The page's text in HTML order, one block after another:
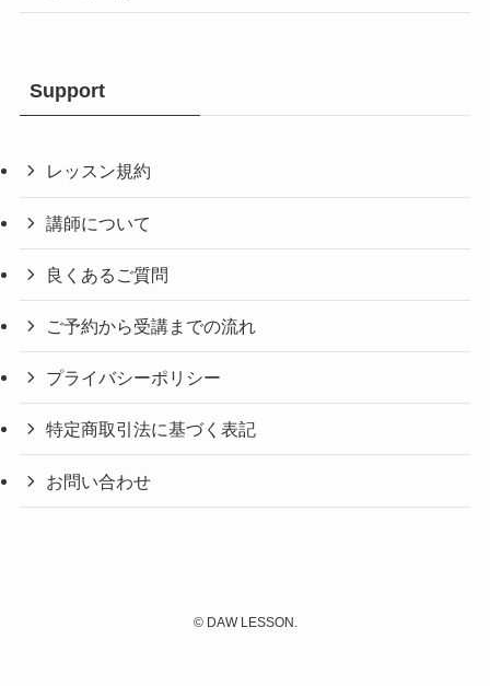
Support
レッスン規約
講師について
良くあるご質問
ご予約から受講までの流れ
プライバシーポリシー
特定商取引法に基づく表記
お問い合わせ
©DAW LESSON.